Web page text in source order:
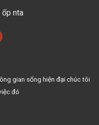
nta
gian sống hiện đại chúc tôi
đó